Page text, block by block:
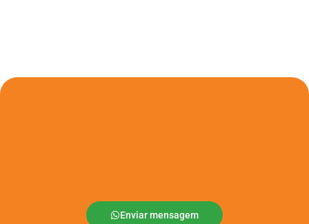
Enviar mensagem